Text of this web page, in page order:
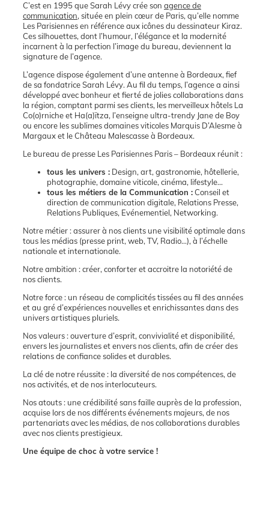
C’est en 1995 que Sarah Lévy crée son agence de
communication, située en plein cœur de Paris, qu’elle nomme
Les Parisiennes en référence aux icônes du dessinateur Kiraz.
Ces silhouettes, dont l’humour, l’élégance et la modernité
incarnent à la perfection l’image du bureau, deviennent la
signature de l’agence.
L’agence dispose également d’une antenne à Bordeaux, fief
de sa fondatrice Sarah Lévy. Au fil du temps, l’agence a ainsi
développé avec bonheur et fierté de jolies collaborations dans
la région, comptant parmi ses clients, les merveilleux hôtels La
Co(o)rniche et Ha(a)ïtza, l’enseigne ultra-trendy Jane de Boy
ou encore les sublimes domaines viticoles Marquis D’Alesme à
Margaux et le Château Malescasse à Bordeaux.
Le bureau de presse Les Parisiennes Paris – Bordeaux réunit :
tous les univers : Design, art, gastronomie, hôtellerie,
photographie, domaine viticole, cinéma, lifestyle…
tous les métiers de la Communication :Conseil et
direction de communication digitale, Relations Presse,
Relations Publiques, Evénementiel, Networking.
Notre métier : assurer à nos clients une visibilité optimale dans
tous les médias (presse print, web, TV, Radio…), à l’échelle
nationale et internationale.
Notre ambition : créer, conforter et accroitre la notoriété de
nos clients.
Notre force : un réseau de complicités tissées au fil des années
et au gré d’expériences nouvelles et enrichissantes dans des
univers artistiques pluriels.
Nos valeurs : ouverture d’esprit, convivialité et disponibilité,
envers les journalistes et envers nos clients, afin de créer des
relations de confiance solides et durables.
La clé de notre réussite : la diversité de nos compétences, de
nos activités, et de nos interlocuteurs.
Nos atouts : une crédibilité sans faille auprès de la profession,
acquise lors de nos différents événements majeurs, de nos
partenariats avec les médias, de nos collaborations durables
avec nos clients prestigieux.
Une équipe de choc à votre service !